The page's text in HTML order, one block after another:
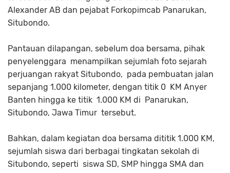
Alexander AB dan pejabat Forkopimcab Panarukan,
Situbondo.
Pantauan dilapangan, sebelum doa bersama, pihak
penyelenggara menampilkan sejumlah foto sejarah
perjuangan rakyat Situbondo, pada pembuatan jalan
sepanjang 1.000 kilometer, dengan titik 0 KM Anyer
Banten hingga ke titik 1.000 KM di Panarukan,
Situbondo, Jawa Timur tersebut.
Bahkan, dalam kegiatan doa bersama dititik 1.000 KM,
sejumlah siswa dari berbagai tingkatan sekolah di
Situbondo, seperti siswa SD, SMP hingga SMA dan